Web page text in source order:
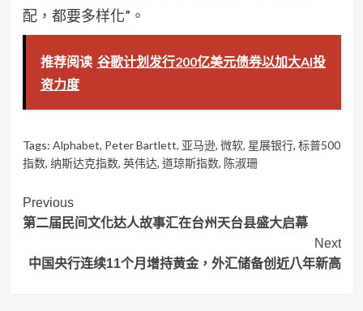
配，都要多样化”。
推荐阅读 谷歌计划发行200亿美元债券以加大AI投
资力度
Tags: Alphabet, Peter Bartlett, 亚马逊, 微软, 星展银行, 标普500
指数, 纳斯达克指数, 英伟达, 道琼斯指数, 陈淑珊
Post
Navigation
Previous
第二届民间文化达人故事汇在台州天台县盛大启幕
Next
中国央行连续11个月增持黄金，外汇储备创近八年新高